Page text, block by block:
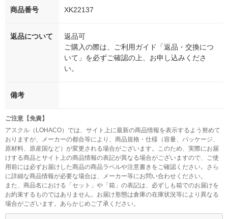
商品番号 XK22137
返品について
返品可
ご購入の際は、ご利用ガイド「返品・交換につ
いて」を必ずご確認の上、お申し込みくださ
い。
備考
ご注意【免責】
アスクル（LOHACO）では、サイト上に最新の商品情報を表示するよう努めて
おりますが、メーカーの都合等により、商品規格・仕様（容量、パッケージ、
原材料、原産国など）が変更される場合がございます。このため、実際にお届
けする商品とサイト上の商品情報の表記が異なる場合がございますので、ご使
用前には必ずお届けした商品の商品ラベルや注意書きをご確認ください。さら
に詳細な商品情報が必要な場合は、メーカー等にお問い合わせください。
また、商品名における「セット」や「箱」の表記は、必ずしも箱でのお届けを
お約束するものではありません。お届け形態は倉庫の在庫状況等により異なる
場合がございます。あらかじめご了承ください。